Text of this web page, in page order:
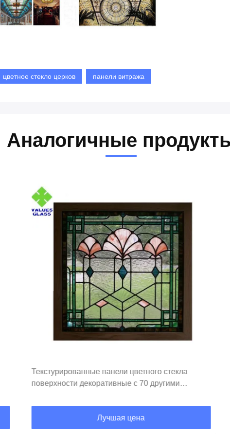
цветное стекло церков панели витража
Аналогичные
Текстурированные панели цветного стекла
поверхности декоративные с 70 другими
Лучшая цена